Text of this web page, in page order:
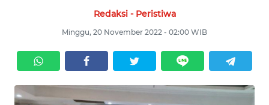
Redaksi - Peristiwa
Minggu, 20 November 2022 - 02:00 WIB
PERISTIWA
TOKOH
Informasi